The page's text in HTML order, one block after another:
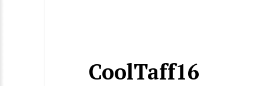
CoolTaff16